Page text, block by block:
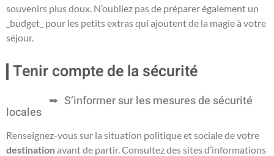
souvenirs plus doux. N’oubliez pas de préparer également un
_budget_ pour les petits extras qui ajoutent de la magie à votre
séjour.
Tenir compte de la sécurité
S’informer sur les mesures de sécurité
locales
Renseignez-vous sur la situation politique et sociale de votre
destinationavant de partir. Consultez des sites d’informations